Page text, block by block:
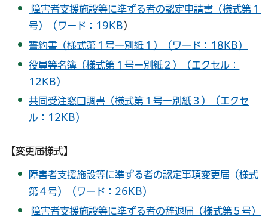
障害者支援施設等に準ずる者の認定申請書（様式第１
号）（ワード：19KB）
誓約書（様式第１号ー別紙１）（ワード：18KB）
役員等名簿（様式第１号ー別紙２）（エクセル：
12KB）
共同受注窓口調書（様式第１号ー別紙３）（エクセ
ル：12KB）
【変更届様式】
障害者支援施設等に準ずる者の認定事項変更届（様式
第４号）（ワード：26KB）
障害者支援施設等に準ずる者の辞退届（様式第５号）